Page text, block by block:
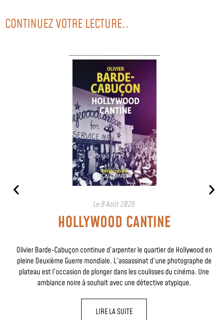
CONTINUEZ VOTRE LECTURE..
Le 8 Août 2026
HOLLYWOOD CANTINE
Olivier Barde-Cabuçon continue d’arpenter le quartier de Hollywood en
pleine Deuxième Guerre mondiale. L’assassinat d’une photographe de
plateau est l’occasion de plonger dans les coulisses du cinéma. Une
ambiance noire à souhait avec une détective atypique.
LIRE LA SUITE